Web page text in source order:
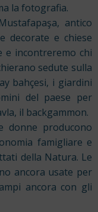
la fotografia.
antico
decorate e chiese
e incontreremo chi
sedute sulla
bahçesi, i giardini
del paese per
il backgammon.
donne producono
famigliare e
della Natura. Le
ancora usate per
ancora con gli